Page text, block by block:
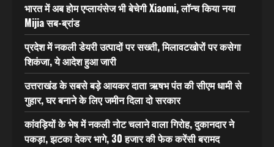
भारत में अब होम एप्लायंसेज भी बेचेगी Xiaomi, लॉन्च किया नया
Mijia सब-ब्रांड
प्रदेश में नकली डेयरी उत्पादों पर सख्ती, मिलावटखोरों पर कसेगा
शिकंजा, ये आदेश हुआ जारी
उत्तराखंड के सबसे बड़े आयकर दाता ऋषभ पंत की सीएम धामी से
गुहार, घर बनाने के लिए जमीन दिला दो सरकार
कांवड़ियों के भेष में नकली नोट चलाने वाला गिरोह, दुकानदार ने
पकड़ा, झटका देकर भागे, 30 हजार की फेक करेंसी बरामद